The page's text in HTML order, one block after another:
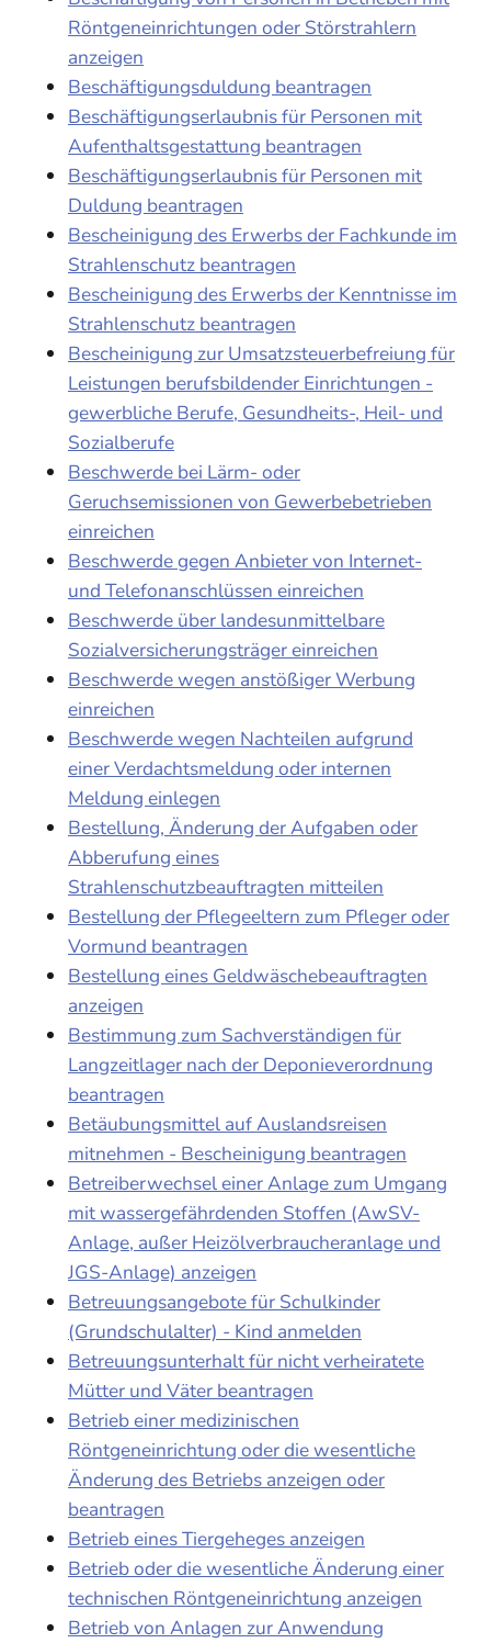
Röntgeneinrichtungen oder Störstrahlern
anzeigen
Beschäftigungsduldung beantragen
Beschäftigungserlaubnis für Personen mit
Aufenthaltsgestattung beantragen
Beschäftigungserlaubnis für Personen mit
Duldung beantragen
Bescheinigung des Erwerbs der Fachkunde im
Strahlenschutz beantragen
Bescheinigung des Erwerbs der Kenntnisse im
Strahlenschutz beantragen
Bescheinigung zur Umsatzsteuerbefreiung für
Leistungen berufsbildender Einrichtungen -
gewerbliche Berufe, Gesundheits-, Heil- und
Sozialberufe
Beschwerde bei Lärm- oder
Geruchsemissionen von Gewerbebetrieben
einreichen
Beschwerde gegen Anbieter von Internet-
und Telefonanschlüssen einreichen
Beschwerde über landesunmittelbare
Sozialversicherungsträger einreichen
Beschwerde wegen anstößiger Werbung
einreichen
Beschwerde wegen Nachteilen aufgrund
einer Verdachtsmeldung oder internen
Meldung einlegen
Bestellung, Änderung der Aufgaben oder
Abberufung eines
Strahlenschutzbeauftragten mitteilen
Bestellung der Pflegeeltern zum Pfleger oder
Vormund beantragen
Bestellung eines Geldwäschebeauftragten
anzeigen
Bestimmung zum Sachverständigen für
Langzeitlager nach der Deponieverordnung
beantragen
Betäubungsmittel auf Auslandsreisen
mitnehmen - Bescheinigung beantragen
Betreiberwechsel einer Anlage zum Umgang
mit wassergefährdenden Stoffen (AwSV-
Anlage, außer Heizölverbraucheranlage und
JGS-Anlage) anzeigen
Betreuungsangebote für Schulkinder
(Grundschulalter) - Kind anmelden
Betreuungsunterhalt für nicht verheiratete
Mütter und Väter beantragen
Betrieb einer medizinischen
Röntgeneinrichtung oder die wesentliche
Änderung des Betriebs anzeigen oder
beantragen
Betrieb eines Tiergeheges anzeigen
Betrieb oder die wesentliche Änderung einer
technischen Röntgeneinrichtung anzeigen
Betrieb von Anlagen zur Anwendung